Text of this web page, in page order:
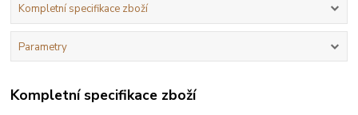
Kompletní specifikace zboží
Parametry
Kompletní specifikace zboží